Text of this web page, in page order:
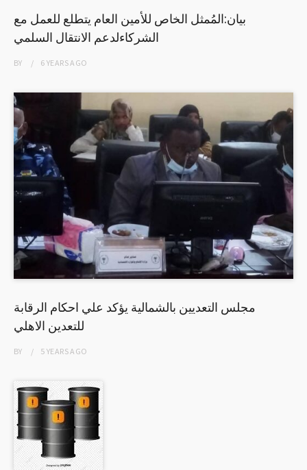
بيان:المُمثل الخاص للأمين العام يتطلع للعمل مع
الشركاءلدعم الانتقال السلمي
BY 6 YEARSAGO
مجلس التعديين بالشمالية يؤكد علي احكام الرقابة
للتعدين الاهلي
BY 5 YEARSAGO